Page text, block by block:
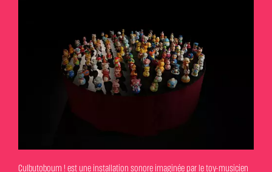
Culbutoboum ! est une installation sonore imaginée par le toy-musicien